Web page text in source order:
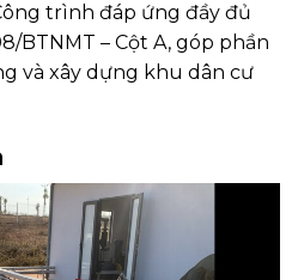
trình đáp ứng đầy đủ
BTNMT – Cột A, góp phần
và xây dựng khu dân cư